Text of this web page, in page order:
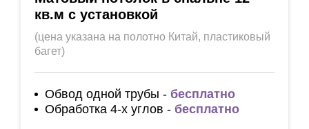
кв.м с установкой
(цена указана на полотно Китай, пластиковый
багет)
Обвод одной трубы - бесплатно
Обработка 4-х углов - бесплатно